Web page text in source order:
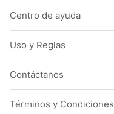
Centro de ayuda
Uso y Reglas
Contáctanos
Términos y Condiciones